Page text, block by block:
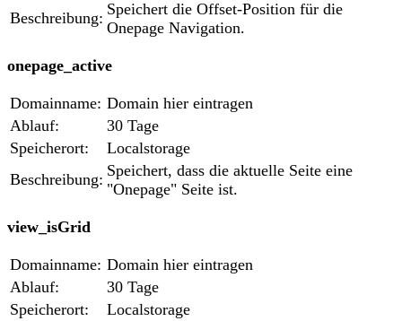
Beschreibung: Speichert die Offset-Position für die
Onepage Navigation.
onepage_active
Domainname: Domain hier eintragen
Ablauf:
30 Tage
Speicherort:
Localstorage
Beschreibung: Speichert, dass die aktuelle Seite eine
"Onepage" Seite ist.
view_isGrid
Domainname: Domain hier eintragen
Ablauf:
30 Tage
Speicherort:
Localstorage